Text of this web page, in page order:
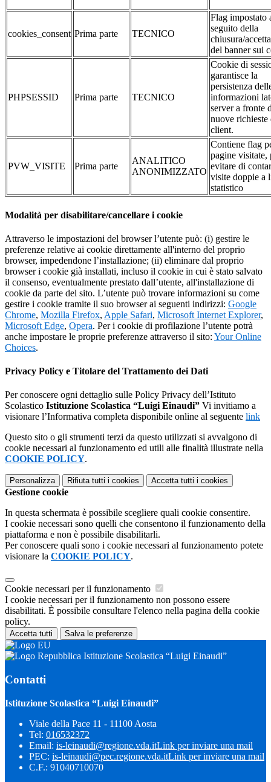
cookies_consent Prima parte TECNICO
Flag impostato
seguito della
chiusura/
del banner sui
PHPSESSID Prima parte TECNICO
Cookie di
garantisce la
persistenza
informazioni
server a fronte
nuove richieste
client.
PVW_VISITE Prima parte
ANALITICO
ANONIMIZZATO
Contiene flag
pagine visitate,
evitare di
visite doppie a
statistico
Modalità per disabilitare/cancellare i cookie
Attraverso le impostazioni del browser l’utente può: (i) gestire le
preferenze relative ai cookie direttamente all'interno del proprio
browser, impedendone l’installazione; (ii) eliminare dal proprio
browser i cookie già installati, incluso il cookie in cui è stato salvato
il consenso, eventualmente prestato dall’utente, all'installazione di
cookie da parte del sito. L’utente può trovare informazioni su come
gestire i cookie tramite il suo browser ai seguenti indirizzi: Google
Chrome, Mozilla Firefox, Apple Safari, Microsoft Internet Explorer,
Microsoft Edge, Opera. Per i cookie di profilazione l’utente potrà
anche impostare le proprie preferenze attraverso il sito: Your Online
Choices.
Privacy Policy e Titolare del Trattamento dei Dati
Per conoscere ogni dettaglio sulle Policy Privacy dell’Istituto
Scolastico Istituzione Scolastica “Luigi Einaudi” Vi invitiamo a
visionare l’Informativa completa disponibile online al seguente link
Questo sito o gli strumenti terzi da questo utilizzati si avvalgono di
cookie necessari al funzionamento ed utili alle finalità illustrate nella
COOKIE POLICY.
Personalizza Rifiuta tutti i cookies Accetta tutti i cookies
Gestione cookie
In questa schermata è possibile scegliere quali cookie consentire.
I cookie necessari sono quelli che consentono il funzionamento della
piattaforma e non è possibile disabilitarli.
Per conoscere quali sono i cookie necessari al funzionamento potete
visionare la COOKIE POLICY.
Cookie necessari per il funzionamento
I cookie necessari per il funzionamento non possono essere
disabilitati. È possibile consultare l'elenco nella pagina della cookie
policy.
Accetta tutti Salva le preferenze
Istituzione Scolastica “Luigi Einaudi”
Contatti
Istituzione Scolastica “Luigi Einaudi”
Viale della Pace 11 - 11100 Aosta
Tel: 016532372
Email: is-leinaudi@regione.vda.itLink per inviare una mail
PEC: is-leinaudi@pec.regione.vda.itLink per inviare una mail
C.F.: 91040710070